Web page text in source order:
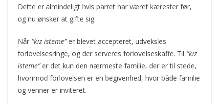
Dette er almindeligt hvis parret har været kærester før,
og nu ønsker at gifte sig.
Når “kız isteme”er blevet accepteret, udveksles
forlovelsesringe, og der serveres forlovelseskaffe. Til “kız
isteme”er det kun den nærmeste familie, der er til stede,
hvorimod forlovelsen er en begivenhed, hvor både familie
og venner er inviteret.